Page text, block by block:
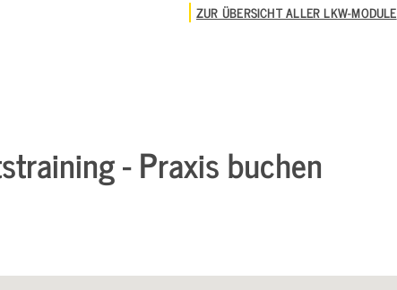
ZUR ÜBERSICHT ALLER LKW-MODULE
- Praxis buchen